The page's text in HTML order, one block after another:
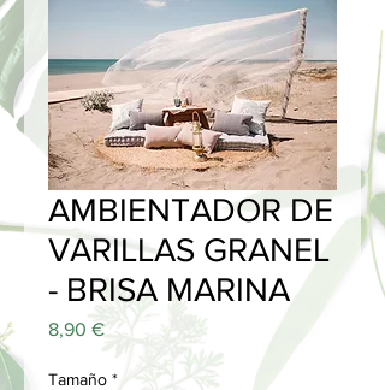
AMBIENTADOR DE
VARILLAS GRANEL
- BRISA MARINA
8,90 €Precio
Tamaño *